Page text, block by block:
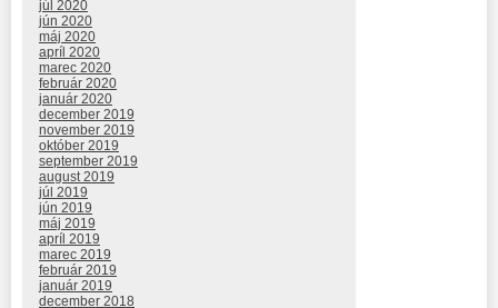
júl 2020
jún 2020
máj 2020
apríl 2020
marec 2020
február 2020
január 2020
december 2019
november 2019
október 2019
september 2019
august 2019
júl 2019
jún 2019
máj 2019
apríl 2019
marec 2019
február 2019
január 2019
december 2018